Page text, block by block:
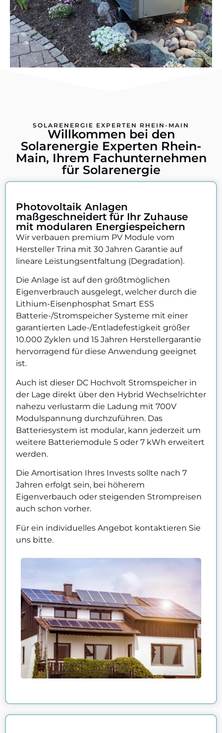
SOLARENERGIE EXPERTEN RHEIN-MAIN
Willkommen bei den
Solarenergie Experten Rhein-
Main, Ihrem Fachunternehmen
für Solarenergie
Photovoltaik Anlagen
maßgeschneidert für Ihr Zuhause
mit modularen Energiespeichern
Wir verbauen premium PV Module vom
Hersteller Trina mit 30 Jahren Garantie auf
lineare Leistungsentfaltung (Degradation).
Die Anlage ist auf den größtmöglichen
Eigenverbrauch ausgelegt, welcher durch die
Lithium-Eisenphosphat Smart ESS
Batterie-/Stromspeicher Systeme mit einer
garantierten Lade-/Entladefestigkeit größer
10.000 Zyklen und 15 Jahren Herstellergarantie
hervorragend für diese Anwendung geeignet
ist.
Auch ist dieser DC Hochvolt Stromspeicher in
der Lage direkt über den Hybrid Wechselrichter
nahezu verlustarm die Ladung mit 700V
Modulspannung durchzuführen. Das
Batteriesystem ist modular, kann jederzeit um
weitere Batteriemodule 5 oder 7 kWh erweitert
werden.
Die Amortisation Ihres Invests sollte nach 7
Jahren erfolgt sein, bei höherem
Eigenverbauch oder steigenden Strompreisen
auch schon vorher.
Für ein individuelles Angebot kontaktieren Sie
uns bitte.